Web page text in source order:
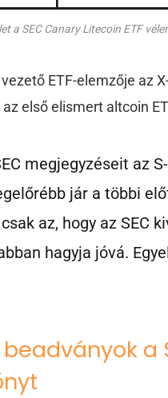
a SEC Canary Litecoin ETF
ETF-elemzője az
első elismert altcoin
megjegyzéseit az
jár a többi
az, hogy az SEC
hagyja jóvá.
beadványok a